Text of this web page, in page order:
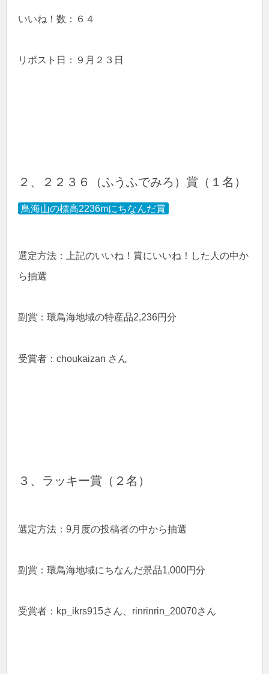
いいね！数：６４
リポスト日：９月２３日
２、２２３６（ふうふでみろ）賞（１名）
鳥海山の標高2236mにちなんだ賞
選定方法：上記のいいね！賞にいいね！した人の中か
ら抽選
副賞：環鳥海地域の特産品2,236円分
受賞者：choukaizan さん
３、ラッキー賞（２名）
選定方法：9月度の投稿者の中から抽選
副賞：環鳥海地域にちなんだ景品1,000円分
受賞者：kp_ikrs915さん、rinrinrin_20070さん